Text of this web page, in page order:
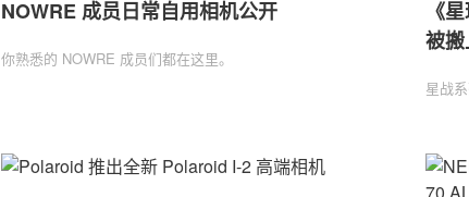
NOWRE 成员日常自用相机公开
你熟悉的 NOWRE 成员们都在这里。
《
被
星战